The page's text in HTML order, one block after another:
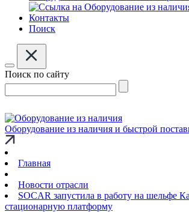
Контакты
Поиск
Поиск по сайту
Оборудование из наличия и быстрой
Главная
Новости отрасли
SOCAR запустила в работу на шельфе
стационарную платформу